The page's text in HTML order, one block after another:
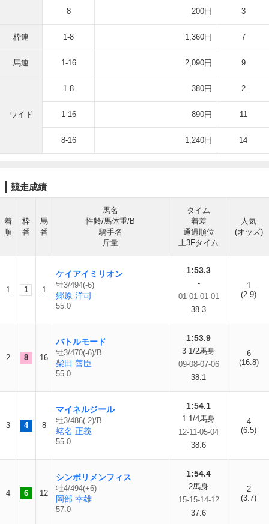
8 200円 3
枠連 1-8 1,360円 7
馬連 1-16 2,090円 9
ワイド
1-8 380円 2
1-16 890円 11
8-16 1,240円 14
競走成績
着
順
枠
番
馬
番
馬名
性齢/馬体重/B
騎手名
斤量
タイム
着差
通過順位
上3Fタイム
人気
(オッズ)
1 1 1
ケイアイミリオン
牡3/494(-6)
郷原 洋司
55.0
1:53.3
-
01-01-01-01
38.3
1
(2.9)
2 8 16
バトルモード
牡3/470(-6)/B
柴田 善臣
55.0
1:53.9
3 1/2馬身
09-08-07-06
38.1
6
(16.8)
3 4 8
マイネルジール
牡3/486(-2)/B
蛯名 正義
55.0
1:54.1
1 1/4馬身
12-11-05-04
38.6
4
(6.5)
4 6 12
シンボリメンフィス
牡4/494(+6)
岡部 幸雄
57.0
1:54.4
2馬身
15-15-14-12
37.6
2
(3.7)